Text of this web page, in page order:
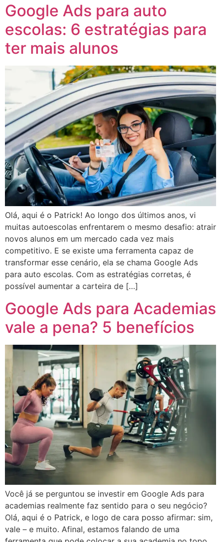
Google Ads para auto
escolas: 6 estratégias para
ter mais alunos
Olá, aqui é o Patrick! Ao longo dos últimos anos, vi
muitas autoescolas enfrentarem o mesmo desafio: atrair
novos alunos em um mercado cada vez mais
competitivo. E se existe uma ferramenta capaz de
transformar esse cenário, ela se chama Google Ads
para auto escolas. Com as estratégias corretas, é
possível aumentar a carteira de […]
Google Ads para Academias
vale a pena? 5 benefícios
Você já se perguntou se investir em Google Ads para
academias realmente faz sentido para o seu negócio?
Olá, aqui é o Patrick, e logo de cara posso afirmar: sim,
vale – e muito. Afinal, estamos falando de uma